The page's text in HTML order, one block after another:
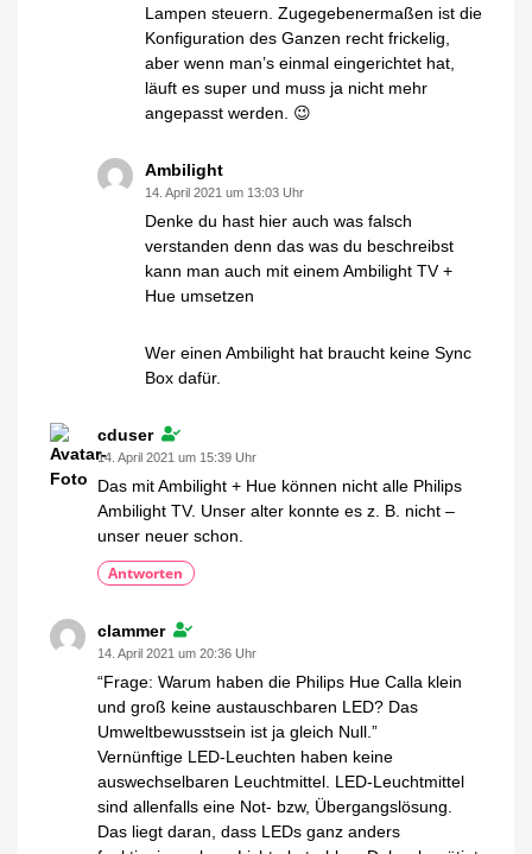
Lampen steuern. Zugegebenermaßen ist die
Konfiguration des Ganzen recht frickelig,
aber wenn man’s einmal eingerichtet hat,
läuft es super und muss ja nicht mehr
angepasst werden. 😉
Ambilight
14. April 2021 um 13:03 Uhr
Denke du hast hier auch was falsch
verstanden denn das was du beschreibst
kann man auch mit einem Ambilight TV +
Hue umsetzen
Wer einen Ambilight hat braucht keine Sync
Box dafür.
cduser
14. April 2021 um 15:39 Uhr
Das mit Ambilight + Hue können nicht alle Philips
Ambilight TV. Unser alter konnte es z. B. nicht –
unser neuer schon.
Antworten
clammer
14. April 2021 um 20:36 Uhr
“Frage: Warum haben die Philips Hue Calla klein
und groß keine austauschbaren LED? Das
Umweltbewusstsein ist ja gleich Null.”
Vernünftige LED-Leuchten haben keine
auswechselbaren Leuchtmittel. LED-Leuchtmittel
sind allenfalls eine Not- bzw, Übergangslösung.
Das liegt daran, dass LEDs ganz anders